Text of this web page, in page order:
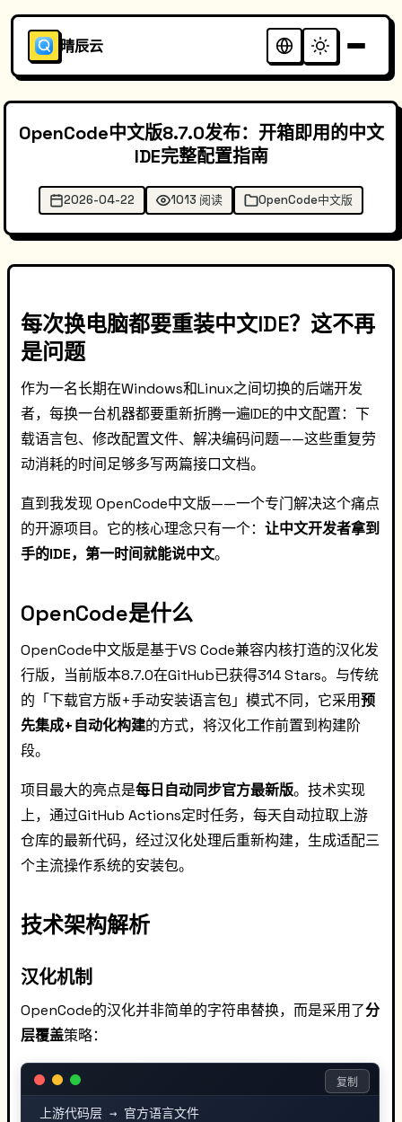
晴辰云
OpenCode中文版8.7.0发布：开箱即用的中文
IDE完整配置指南
2026-04-22 1013 阅读 OpenCode中文版
每次换电脑都要重装中文IDE？这不再
是问题
作为一名长期在Windows和Linux之间切换的后端开发
者，每换一台机器都要重新折腾一遍IDE的中文配置：下
载语言包、修改配置文件、解决编码问题——这些重复劳
动消耗的时间足够多写两篇接口文档。
直到我发现 OpenCode中文版——一个专门解决这个痛点
的开源项目。它的核心理念只有一个： 让中文开发者拿到
手的IDE，第一时间就能说中文。
OpenCode是什么
OpenCode中文版是基于VS Code兼容内核打造的汉化发
行版，当前版本8.7.0在GitHub已获得314 Stars。与传统
的「下载官方版+手动安装语言包」模式不同，它采用预
先集成+自动化构建的方式，将汉化工作前置到构建阶
段。
项目最大的亮点是每日自动同步官方最新版。技术实现
上，通过GitHub Actions定时任务，每天自动拉取上游
仓库的最新代码，经过汉化处理后重新构建，生成适配三
个主流操作系统的安装包。
技术架构解析
汉化机制
OpenCode的汉化并非简单的字符串替换，而是采用了分
层覆盖策略：
上游代码层 → 官方语言文件
复制